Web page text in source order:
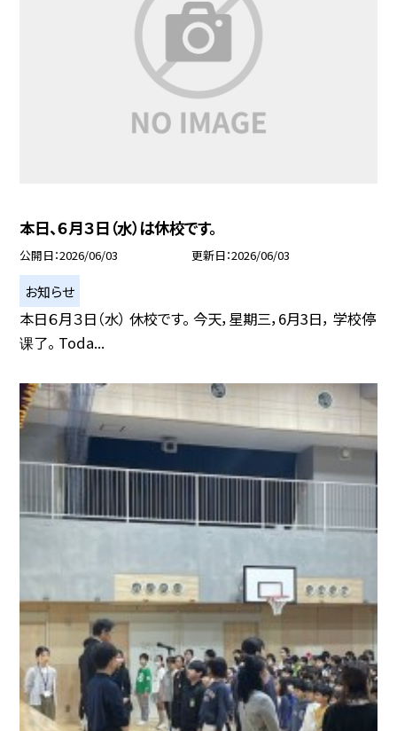
本日、６月３日（水）は休校です。
公開日 2026/06/03 更新日 2026/06/03
お知らせ
本日６月３日（水） 休校です。 今天，星期三，6月3日， 学校停
课了。 Toda...